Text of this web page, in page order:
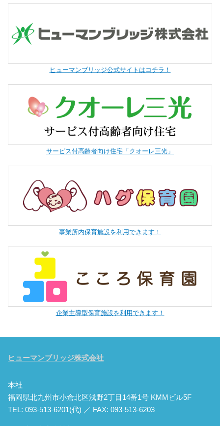
ヒューマンブリッジ公式サイトはコチラ！
サービス付高齢者向け住宅「クオーレ三光」
事業所内保育施設を利用できます！
企業主導型保育施設を利用できます！
ヒューマンブリッジ株式会社
本社
福岡県北九州市小倉北区浅野2丁目14番1号 KMMビル5F
TEL: 093-513-6201(代) ／ FAX: 093-513-6203